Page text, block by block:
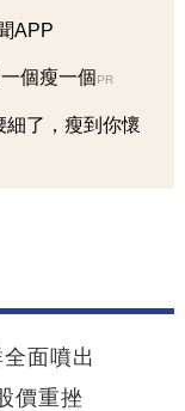
APP
個瘦一個PR
細了，瘦到你懷
面噴出
價重挫